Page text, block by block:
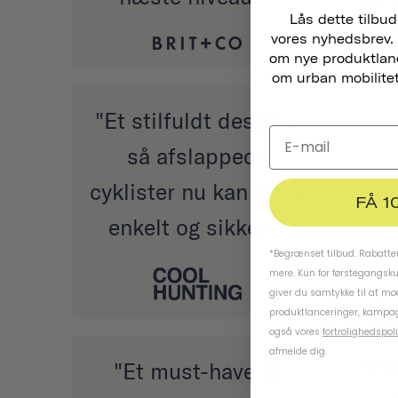
"Et stilfuldt design...
så afslappede
cyklister nu kan cykle
enkelt og sikkert."
"Et must-have til
til
Lås dette
vores
om nye
om urban
FÅ
*Begrænset tilbud.
mere. Kun for
giver du samtykke til at
produktlanceringer,
også vores
afmelde dig.